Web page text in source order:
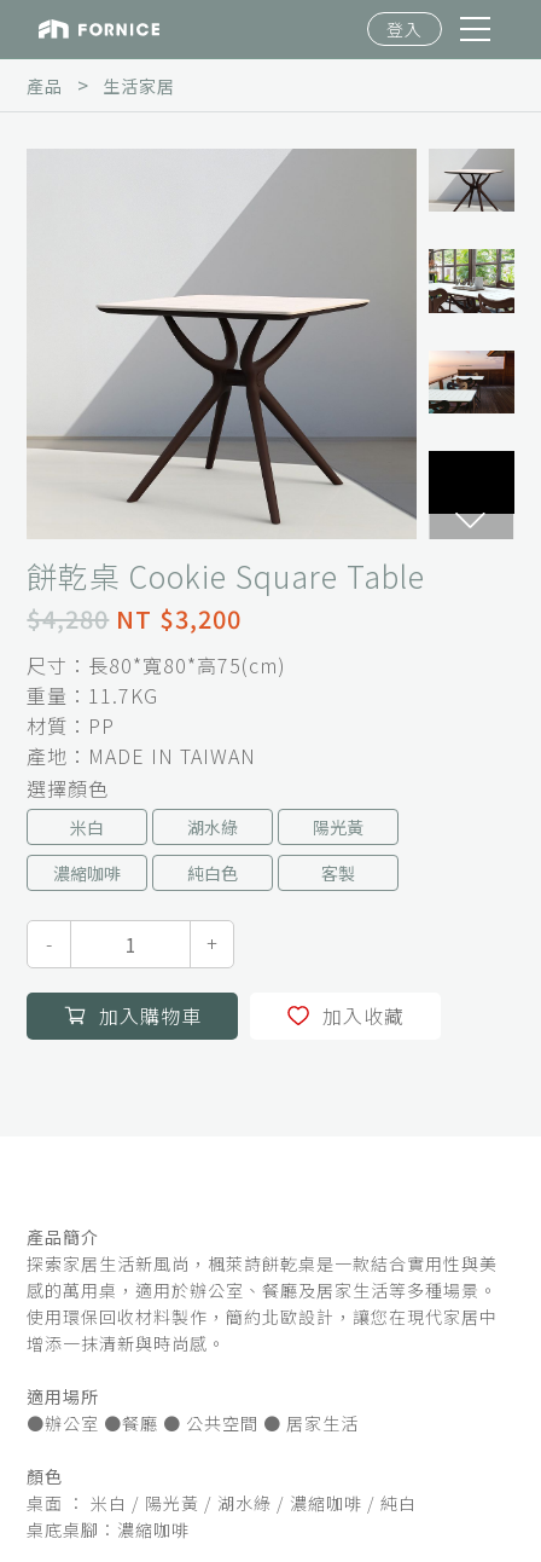
登入
產品 > 生活家居
餅乾桌 Cookie Square Table
$4,280 NT $3,200
尺寸：長80*寬80*高75(cm)
重量：11.7KG
材質：PP
產地：MADE IN TAIWAN
選擇顏色
米白 湖水綠
陽光黃
濃縮咖啡
純白色 客製
- +
加入購物車 加入收藏
產品簡介
探索家居生活新風尚，楓萊詩餅乾桌是一款結合實用性與美
感的萬用桌，適用於辦公室、餐廳及居家生活等多種場景。
使用環保回收材料製作，簡約北歐設計，讓您在現代家居中
增添一抹清新與時尚感。
適用場所
●辦公室 ●餐廳 ● 公共空間 ● 居家生活
顏色
桌面 ： 米白 / 陽光黃 / 湖水綠 / 濃縮咖啡 / 純白
桌底桌腳：濃縮咖啡